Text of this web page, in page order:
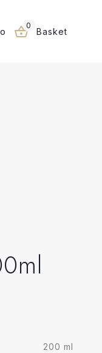
0
Basket
200 ml